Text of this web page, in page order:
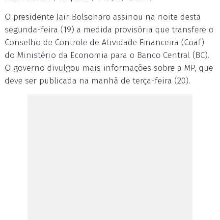
O presidente Jair Bolsonaro assinou na noite desta
segunda-feira (19) a medida provisória que transfere o
Conselho de Controle de Atividade Financeira (Coaf)
do Ministério da Economia para o Banco Central (BC).
O governo divulgou mais informações sobre a MP, que
deve ser publicada na manhã de terça-feira (20).